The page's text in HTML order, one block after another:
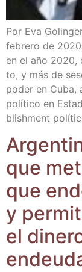
Por Eva
febre­ro de
en el año
to, y más de
poder en Cuba,
polí­ti­co en
blish­ment
que
que
y
el